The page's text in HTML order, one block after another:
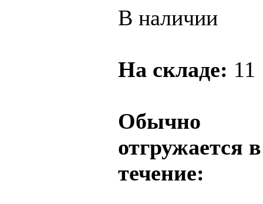
В наличии
На складе: 11
Обычно
отгружается в
течение: